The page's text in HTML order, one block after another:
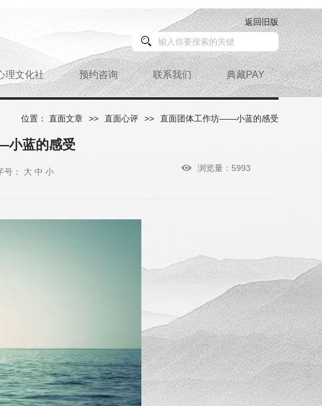
返回旧版
理文化社 预约咨询 联系我们 典藏PAY
位置： 直面文章 >> 直面心评 >> 直面团体工作坊——小蓝的感受
小蓝的感受
浏览量：5993
号： 大 中 小